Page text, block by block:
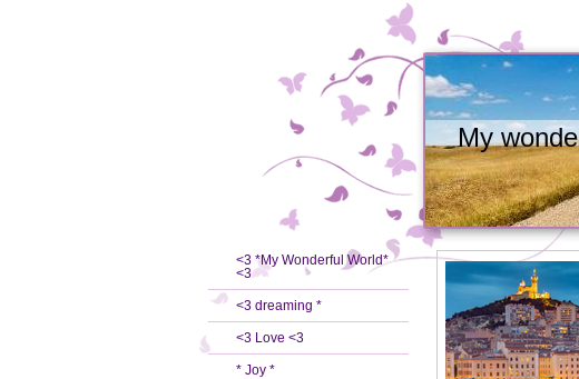
My
<3 *My Wonderful World*
<3
<3 dreaming *
<3 Love <3
* Joy *